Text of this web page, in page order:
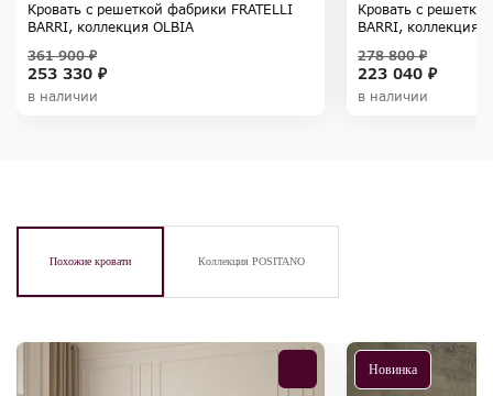
Кровать с решеткой фабрики FRATELLI
BARRI, коллекция OLBIA
253 330 ₽
361 900 ₽
в наличии
Кровать с
BARRI, коллекция
223 040 ₽
278 800 ₽
в наличии
Похожие кровати Коллекция POSITANO
Новинка